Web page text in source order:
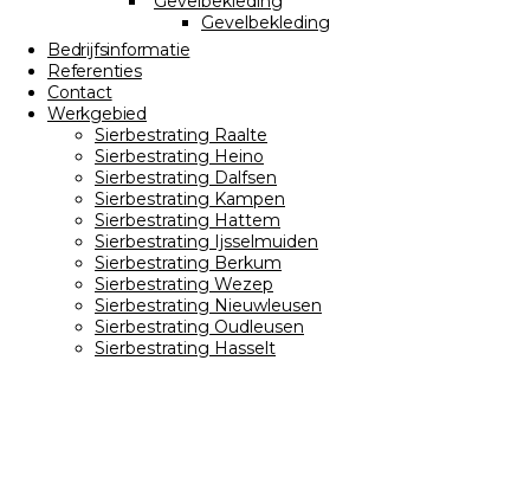
Gevelbekleding
Bedrijfsinformatie
Referenties
Contact
Werkgebied
Sierbestrating Raalte
Sierbestrating Heino
Sierbestrating Dalfsen
Sierbestrating Kampen
Sierbestrating Hattem
Sierbestrating Ijsselmuiden
Sierbestrating Berkum
Sierbestrating Wezep
Sierbestrating Nieuwleusen
Sierbestrating Oudleusen
Sierbestrating Hasselt